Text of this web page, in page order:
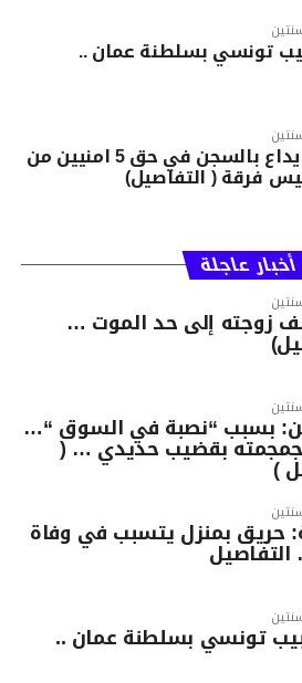
تونسي بسلطنة عمان ..
ابطاقة ايداع بالسجن في حق 5 امنيين من
فرقة ( التفاصيل)
أخبار عاجلة
زوجته إلى حد الموت …
بسبب “نصبة في السوق “…
بقضيب حديدي … (
)
حريق بمنزل يتسبب في وفاة
تونسي بسلطنة عمان ..